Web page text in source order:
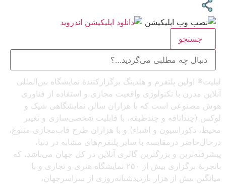
جستجو
لیلیت® اولین پلتفرم و هلدینگ برگزارکنندهٔ نمایشگاه بین‌المللی
آنلاین مدرن با تکنولوژی واقعیت مجازی و استفاده از فناوری
هوش مصنوعی است که با هزاران سالن نمایشگاهی شیک و
لوکس (چنداتاقه و چندطبقه، با قابلیت شخصی‌سازی و تغییر
محیط، دکوراسیون و اشیاء) و با هزاران طرح قاب‌مجازی متنوع،
درحال‌حاضر درمقایسه با سایر پلتفرم‌های مشابه در دنیا،
پیشرفته‌ترین و بزرگترین گالری آنلاین در کل جهان می‌باشد، که
باتجربهٔ برگزاری بیش از ۲۵۰ نمایشگاه هنری و تجاری و با
میانگین بیش از هزار بازدیدشبانه‌روزی از سراسرجهان،